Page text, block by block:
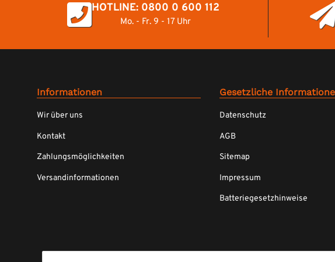
HOTLINE: 0800 0 600 112
Mo. - Fr. 9 - 17 Uhr
Informationen
Wir über uns
Kontakt
Zahlungsmöglichkeiten
Versandinformationen
Gesetzliche
Datenschutz
AGB
Sitemap
Impressum
Batteriegesetzhinweise